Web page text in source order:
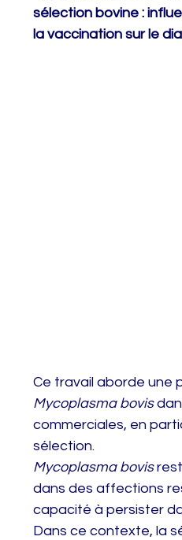
sélection bovine :
la vaccination sur le
Ce travail aborde une
Mycoplasma bovis
commerciales, en
sélection.
Mycoplasma bovis
dans des affections
capacité à persister
Dans ce contexte, la